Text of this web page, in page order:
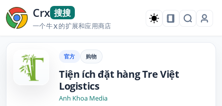
Crx 搜搜
一个牛X的扩展和应用商店
官方 购物
Tiện ích đặt hàng Tre Việt
Logistics
Anh Khoa Media